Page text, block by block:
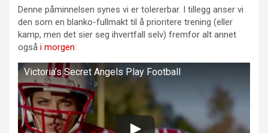
Denne påminnelsen synes vi er tolererbar. I tillegg anser vi
den som en blanko-fullmakt til å prioritere trening (eller
kamp, men det sier seg ihvertfall selv) fremfor alt annet
også i morgen:
Victoria’s Secret Angels Play Football